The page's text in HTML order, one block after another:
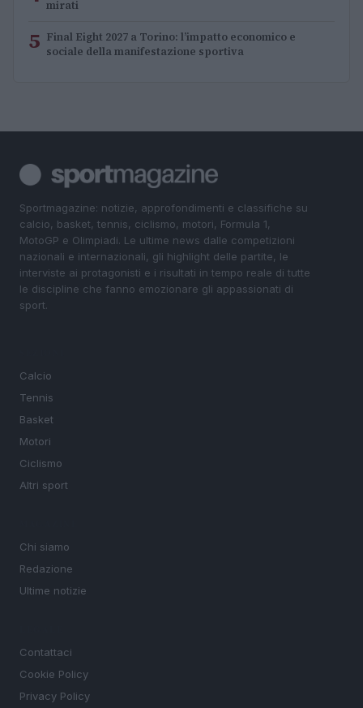
mirati
5 Final Eight 2027 a Torino: l’impatto economico e
sociale della manifestazione sportiva
Sportmagazine: notizie, approfondimenti e classifiche su
calcio, basket, tennis, ciclismo, motori, Formula 1,
MotoGP e Olimpiadi. Le ultime news dalle competizioni
nazionali e internazionali, gli highlight delle partite, le
interviste ai protagonisti e i risultati in tempo reale di tutte
le discipline che fanno emozionare gli appassionati di
sport.
Calcio
Tennis
Basket
Motori
Ciclismo
Altri sport
Chi siamo
Redazione
Ultime notizie
Contattaci
Cookie Policy
Privacy Policy